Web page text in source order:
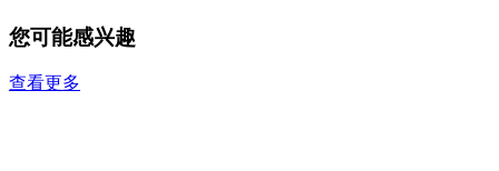
您可能感兴趣
查看更多